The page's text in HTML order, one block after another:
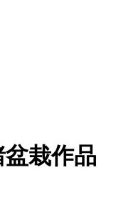
栽作品